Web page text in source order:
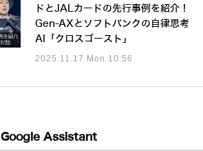
ドとJALカードの先行事例を紹介！
Gen-AXとソフトバンクの自律思考
AI「クロスゴースト」
2025.11.17 Mon 10:56
Google Assistant